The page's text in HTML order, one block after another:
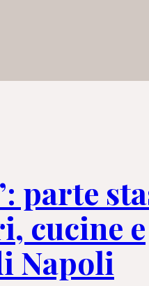
parte
cucine e
Napoli